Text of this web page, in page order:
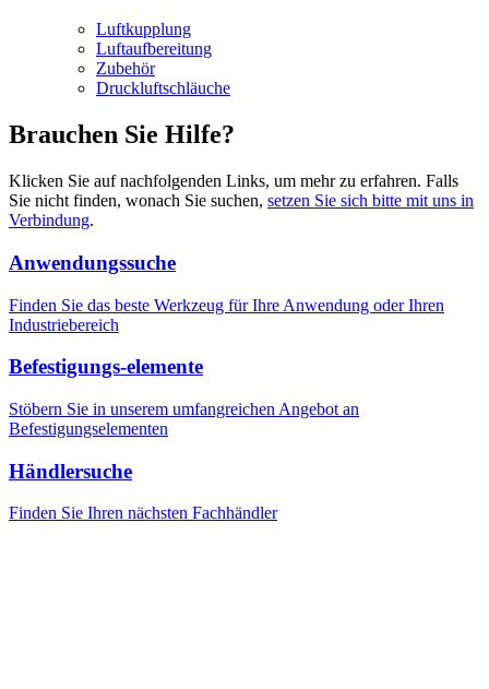
Luftkupplung
Luftaufbereitung
Zubehör
Druckluftschläuche
Brauchen Sie Hilfe?
Klicken Sie auf nachfolgenden Links, um mehr zu erfahren. Falls
Sie nicht finden, wonach Sie suchen, setzen Sie sich bitte mit uns in
Verbindung.
Anwendungssuche
Finden Sie das beste Werkzeug für Ihre Anwendung oder Ihren
Industriebereich
Befestigungs-elemente
Stöbern Sie in unserem umfangreichen Angebot an
Befestigungselementen
Händlersuche
Finden Sie Ihren nächsten Fachhändler